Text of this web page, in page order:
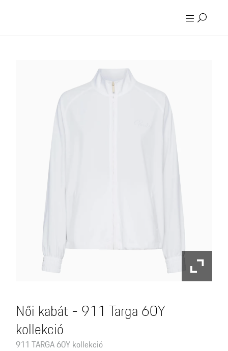
Női kabát - 911 Targa 60Y
kollekció
911 TARGA 60Y kollekció